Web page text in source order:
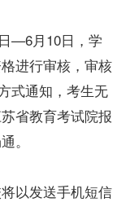
—6月10日，学
进行审核，审核
式通知，考生无
省教育考试院报
。
以发送手机短信